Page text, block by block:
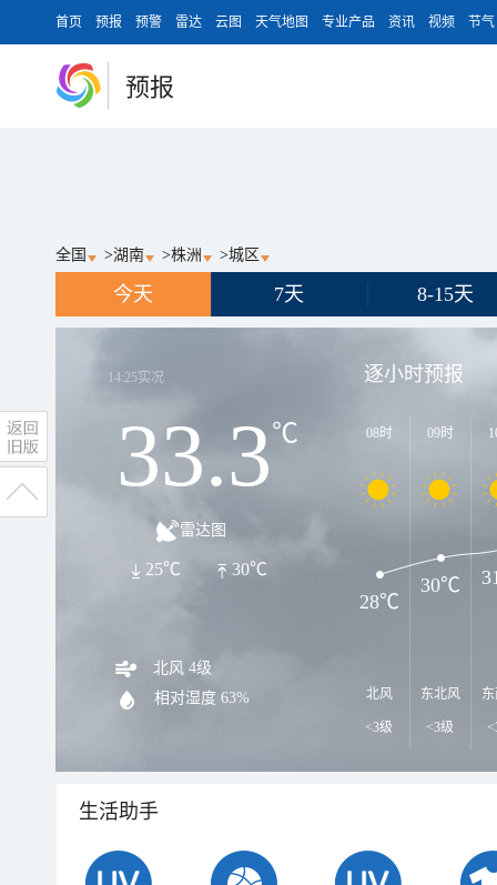
首页 预报 预警 雷达 云图 天气地图 专业产品 资讯 视频 节气
预报
全国 >湖南 >株洲 >城区
今天 7天 8-15天
14:25实况
33.3℃
雷达图
30℃
25℃
北风 4级
相对湿度 63%
逐小时预报
08时
北风
<3级
09时
东北风
<3级
28℃
30℃
生活助手